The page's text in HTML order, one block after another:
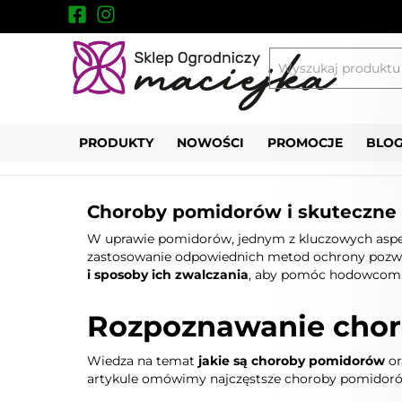
PRODUKTY NOWOŚCI PROMOCJE BLOG
Blog/Choroby pomidorów i skuteczne
Choroby pomidorów i
W uprawie pomidorów, jednym z kluczowych
zastosowanie odpowiednich metod ochrony
i sposoby ich zwalczania, aby pomóc
Rozpoznawanie
Wiedza na temat jakie są choroby pomidorów
artykule omówimy najczęstsze choroby